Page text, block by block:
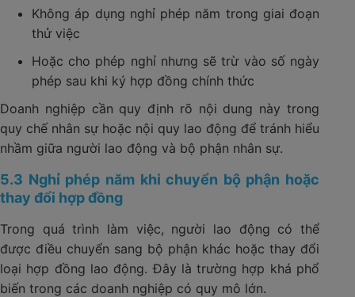
Không áp dụng nghỉ phép năm trong giai đoạn
thử việc
Hoặc cho phép nghỉ nhưng sẽ trừ vào số ngày
phép sau khi ký hợp đồng chính thức
Doanh nghiệp cần quy định rõ nội dung này trong
quy chế nhân sự hoặc nội quy lao động để tránh hiểu
nhầm giữa người lao động và bộ phận nhân sự.
5.3 Nghỉ phép năm khi chuyển bộ phận hoặc
thay đổi hợp đồng
Trong quá trình làm việc, người lao động có thể
được điều chuyển sang bộ phận khác hoặc thay đổi
loại hợp đồng lao động. Đây là trường hợp khá phổ
biến trong các doanh nghiệp có quy mô lớn.